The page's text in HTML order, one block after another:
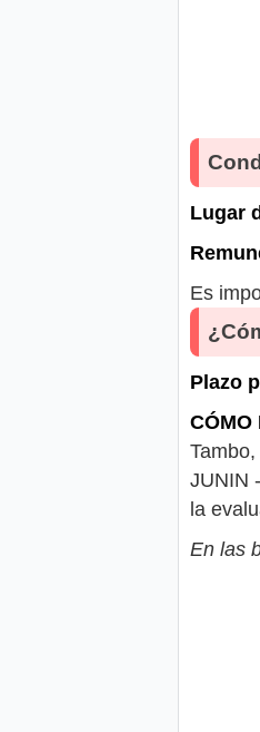
Lugar
Es
Plazo
CÓMO
JUNIN
la
En las